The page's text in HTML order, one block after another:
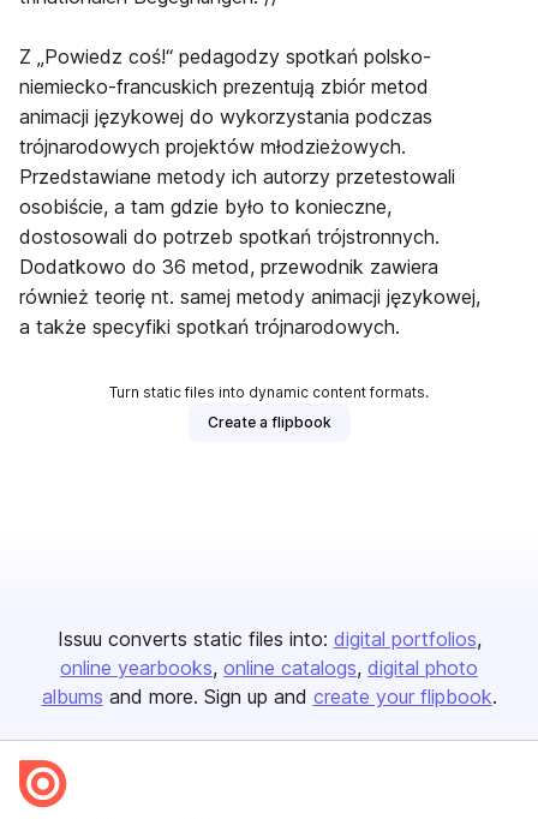
Z „Powiedz coś!“ pedagodzy spotkań polsko-
niemiecko-francuskich prezentują zbiór metod
animacji językowej do wykorzystania podczas
trójnarodowych projektów młodzieżowych.
Przedstawiane metody ich autorzy przetestowali
osobiście, a tam gdzie było to konieczne,
dostosowali do potrzeb spotkań trójstronnych.
Dodatkowo do 36 metod, przewodnik zawiera
również teorię nt. samej metody animacji językowej,
a także specyfiki spotkań trójnarodowych.
Turn static files into dynamic content formats.
Create a flipbook
Issuu converts static files into: digital portfolios
online yearbooks online catalogs digital photo
albums and more. Sign up and create your flipbook.